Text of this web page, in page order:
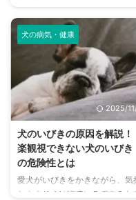
解説していきます。 この記事の
...
ない機能のひとつです。 そんな
呼吸が異常をきたしていると、飼
い主さんも「病気かも！？」と心
配になりますよね。 別な注意が
必要であり、ときにはわずかな
療の遅れが生死をわけることも
ります。 この記事では、犬が口
呼吸をする理由や考えられる病
気、病気を見分けるポイントから
対処法や予防法について解説しま
す。 この記事の結論 犬は基本的
に口呼吸ができない動物であるた
め、口呼吸をしているなら問題
ある状態といえる 安静時の愛犬
犬の病気・健康
2025/
犬のいびきの原因を解説！
楽観視できない犬のいびき
の危険性とは
愛犬がいびきをかきながら、気
ちよさそうに寝ている姿をみた